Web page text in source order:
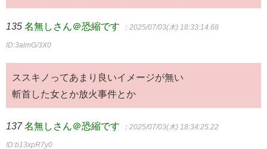
135 名無しさん＠恐縮です ：2025/07/03(木) 18:33:14.68
ID:3almG/3X0
ススキノってあまり良いイメージが無い
斬首した女とか放火事件とか
137 名無しさん＠恐縮です ：2025/07/03(木) 18:34:25.22
ID:b13xpR7y0